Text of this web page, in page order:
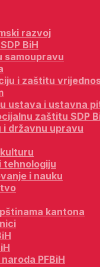
razvoj
BiH
samoupravu
i zaštitu
ustava i ustavna
zaštitu SDP
i državnu upravu
tehnologiju
i nauku
kantona
PFBiH